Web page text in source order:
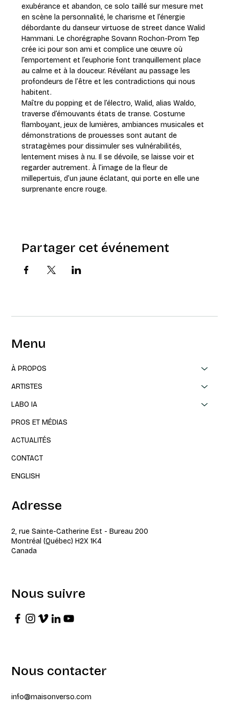
exubérance et abandon, ce solo taillé sur mesure met
en scène la personnalité, le charisme et l’énergie
débordante du danseur virtuose de street dance Walid
Hammani. Le chorégraphe Sovann Rochon-Prom Tep
crée ici pour son ami et complice une œuvre où
l’emportement et l’euphorie font tranquillement place
au calme et à la douceur. Révélant au passage les
profondeurs de l’être et les contradictions qui nous
habitent.
Maître du popping et de l’électro, Walid, alias Waldo,
traverse d’émouvants états de transe. Costume
flamboyant, jeux de lumières, ambiances musicales et
démonstrations de prouesses sont autant de
stratagèmes pour dissimuler ses vulnérabilités,
lentement mises à nu. Il se dévoile, se laisse voir et
regarder autrement. À l’image de la fleur de
millepertuis, d’un jaune éclatant, qui porte en elle une
surprenante encre rouge.
Partager cet événement
Menu
À PROPOS
ARTISTES
LABO IA
PROS ET MÉDIAS
ACTUALITÉS
CONTACT
ENGLISH
Adresse
2, rue Sainte-Catherine Est - Bureau 200
Montréal (Québec) H2X 1K4
Canada
Nous suivre
Nous contacter
info@maisonverso.com